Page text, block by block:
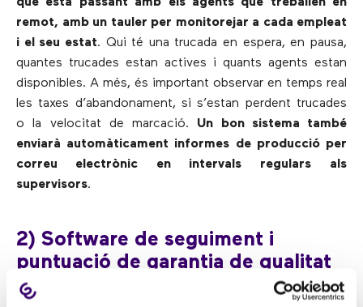
remot, amb un tauler per monitorejar a cada empleat
i el seu estat. Qui té una trucada en espera, en pausa,
quantes trucades estan actives i quants agents estan
disponibles. A més, és important observar en temps real
les taxes d’abandonament, si s’estan perdent trucades
o la velocitat de marcació. Un bon sistema també
enviarà automàticament informes de producció per
correu electrònic en intervals regulars
als
supervisors.
2) Software de seguiment i
puntuació de garantia de qualitat